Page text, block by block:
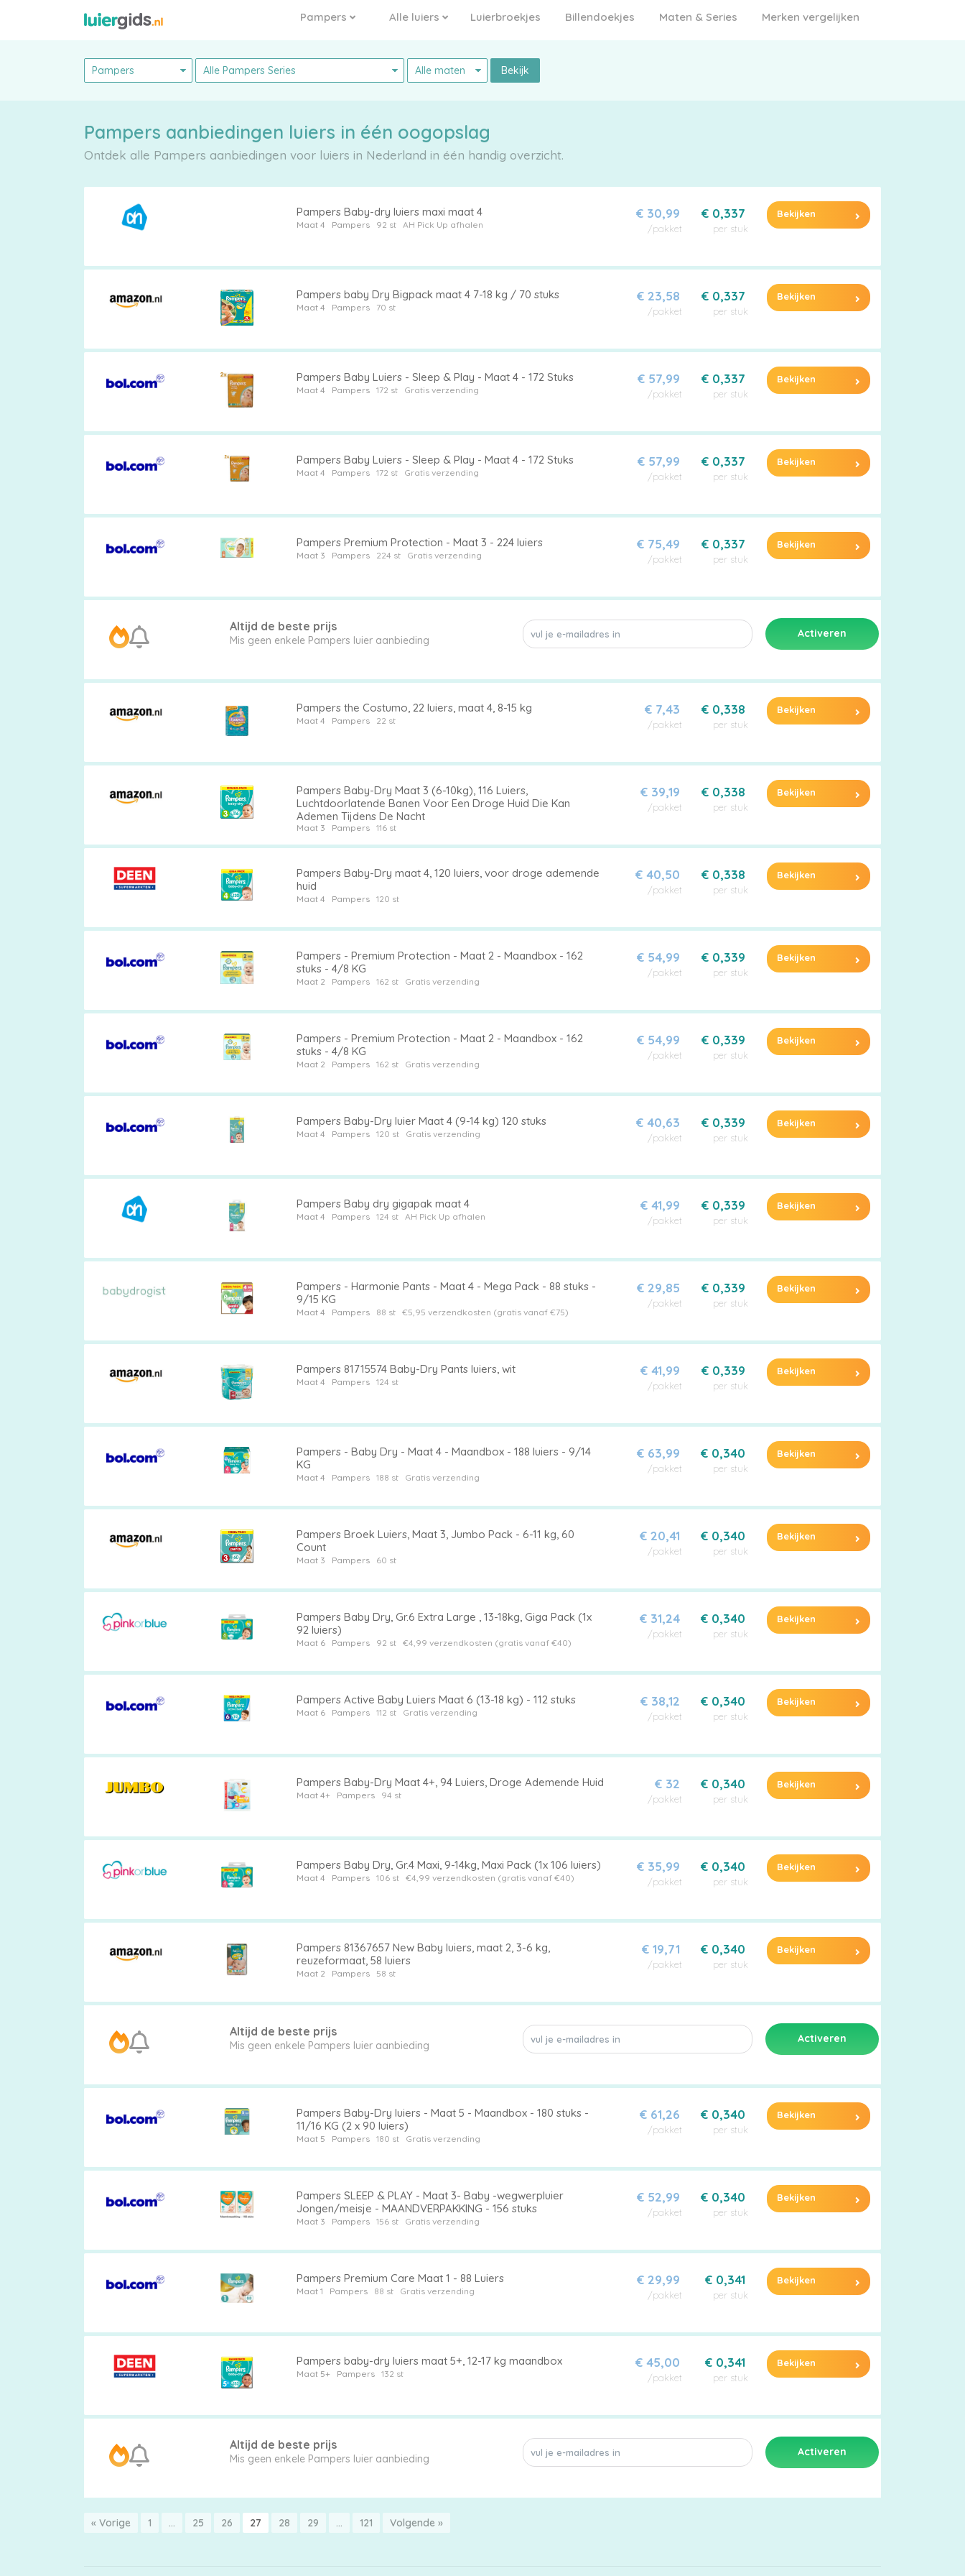
Luierbroekjes
Billendoekjes
Pampers Alle luiers Luierbroekjes Billendoekjes Maten & Series Merken vergelijken
Bekijk
Pampers aanbiedingen luiers in één oogopslag
Ontdek alle Pampers aanbiedingen voor luiers in Nederland in één handig overzicht.
Pampers Baby-dry luiers maxi maat 4
Maat 4 Pampers AH Pick Up afhalen
€ 30,99
/pakket
€ 0,337
per stuk
Bekijken
Pampers baby Dry Bigpack maat 4 7-18 kg / 70 stuks
Maat 4 Pampers
€ 23,58
/pakket
€ 0,337
per stuk
Bekijken
Pampers Baby Luiers - Sleep & Play - Maat 4 - 172 Stuks
Maat 4 Pampers Gratis verzending
€ 57,99
/pakket
€ 0,337
per stuk
Bekijken
Pampers Baby Luiers - Sleep & Play - Maat 4 - 172 Stuks
Maat 4 Pampers Gratis verzending
€ 57,99
/pakket
€ 0,337
per stuk
Bekijken
Pampers Premium Protection - Maat 3 - 224 luiers
Maat 3 Pampers Gratis verzending
€ 75,49
/pakket
€ 0,337
per stuk
Bekijken
Altijd de beste prijs
Mis geen enkele Pampers luier aanbieding
Pampers the Costumo, 22 luiers, maat 4, 8-15 kg
Maat 4 Pampers
€ 7,43
/pakket
€ 0,338
per stuk
Bekijken
Pampers Baby-Dry Maat 3 (6-10kg), 116 Luiers,
Luchtdoorlatende Banen Voor Een Droge Huid Die Kan
Ademen Tijdens De Nacht
Maat 3 Pampers
€ 39,19
/pakket
€ 0,338
per stuk
Bekijken
Pampers Baby-Dry maat 4, 120 luiers, voor droge ademende
huid
Maat 4 Pampers
€ 40,50
/pakket
€ 0,338
per stuk
Bekijken
Pampers - Premium Protection - Maat 2 - Maandbox - 162
stuks - 4/8 KG
Maat 2 Pampers Gratis verzending
€ 54,99
/pakket
€ 0,339
per stuk
Bekijken
Pampers - Premium Protection - Maat 2 - Maandbox - 162
stuks - 4/8 KG
Maat 2 Pampers Gratis verzending
€ 54,99
/pakket
€ 0,339
per stuk
Bekijken
Pampers Baby-Dry luier Maat 4 (9-14 kg) 120 stuks
Maat 4 Pampers Gratis verzending
€ 40,63
/pakket
€ 0,339
per stuk
Bekijken
Pampers Baby dry gigapak maat 4
Maat 4 Pampers AH Pick Up afhalen
€ 41,99
/pakket
€ 0,339
per stuk
Bekijken
Pampers - Harmonie Pants - Maat 4 - Mega Pack - 88 stuks -
9/15 KG
Maat 4 Pampers €5,95 verzendkosten (gratis vanaf €75)
€ 29,85
/pakket
€ 0,339
per stuk
Bekijken
Pampers 81715574 Baby-Dry Pants luiers, wit
Maat 4 Pampers
€ 41,99
/pakket
€ 0,339
per stuk
Bekijken
Pampers - Baby Dry - Maat 4 - Maandbox - 188 luiers - 9/14
KG
Maat 4 Pampers Gratis verzending
€ 63,99
/pakket
€ 0,340
per stuk
Bekijken
Pampers Broek Luiers, Maat 3, Jumbo Pack - 6-11 kg, 60
Count
Maat 3 Pampers
€ 20,41
/pakket
€ 0,340
per stuk
Bekijken
Pampers Baby Dry, Gr.6 Extra Large , 13-18kg, Giga Pack (1x
92 luiers)
Maat 6 Pampers €4,99 verzendkosten (gratis vanaf €40)
€ 31,24
/pakket
€ 0,340
per stuk
Bekijken
Pampers Active Baby Luiers Maat 6 (13-18 kg) - 112 stuks
Maat 6 Pampers Gratis verzending
€ 38,12
/pakket
€ 0,340
per stuk
Bekijken
Pampers Baby-Dry Maat 4+, 94 Luiers, Droge Ademende Huid
Maat 4+ Pampers
€ 32
/pakket
€ 0,340
per stuk
Bekijken
Pampers Baby Dry, Gr.4 Maxi, 9-14kg, Maxi Pack (1x 106 luiers)
Maat 4 Pampers €4,99 verzendkosten (gratis vanaf €40)
€ 35,99
/pakket
€ 0,340
per stuk
Bekijken
Pampers 81367657 New Baby luiers, maat 2, 3-6 kg,
reuzeformaat, 58 luiers
Maat 2 Pampers
€ 19,71
/pakket
€ 0,340
per stuk
Bekijken
Altijd de beste prijs
Mis geen enkele Pampers luier aanbieding
Pampers Baby-Dry luiers - Maat 5 - Maandbox - 180 stuks -
11/16 KG (2 x 90 luiers)
Maat 5 Pampers Gratis verzending
€ 61,26
/pakket
€ 0,340
per stuk
Bekijken
Pampers SLEEP & PLAY - Maat 3- Baby -wegwerpluier
Jongen/meisje - MAANDVERPAKKING - 156 stuks
Maat 3 Pampers Gratis verzending
€ 52,99
/pakket
€ 0,340
per stuk
Bekijken
Pampers Premium Care Maat 1 - 88 Luiers
Maat 1 Pampers Gratis verzending
€ 29,99
/pakket
€ 0,341
per stuk
Bekijken
Pampers baby-dry luiers maat 5+, 12-17 kg maandbox
Maat 5+ Pampers
€ 45,00
/pakket
€ 0,341
per stuk
Bekijken
Altijd de beste prijs
Mis geen enkele Pampers luier aanbieding
« Vorige 1 … 25 26 27 28 29 … 121 Volgende »